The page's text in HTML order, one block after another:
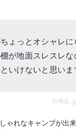
ょっとオシャレに
が地面スレスレな
いけないと思いま
引用元:
ゃれなキャンプが出